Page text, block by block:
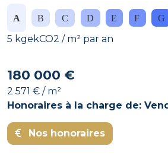
5 kgekCO2 / m² par an
180 000 €
2 571 € / m²
Honoraires à la charge de:
Nos honoraires